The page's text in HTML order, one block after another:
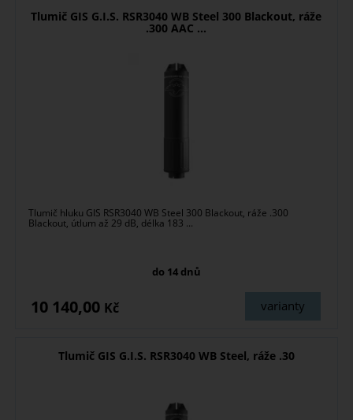
Tlumič GIS G.I.S. RSR3040 WB Steel 300 Blackout, ráže
.300 AAC ...
Tlumič hluku GIS RSR3040 WB Steel 300 Blackout, ráže .300
Blackout, útlum až 29 dB, délka 183 ...
do 14 dnů
varianty
10 140,00 Kč
Tlumič GIS G.I.S. RSR3040 WB Steel, ráže .30